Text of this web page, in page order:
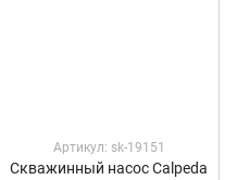
Артикул: sk-19151
Скважинный насос Calpeda